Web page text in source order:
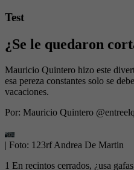
Test
¿Se le quedaron
Mauricio Quintero hizo este
esa pereza constantes solo se
vacaciones.
Por: Mauricio Quintero
| Foto: 123rf Andrea De Martin
1 En recintos cerrados, ¿usa